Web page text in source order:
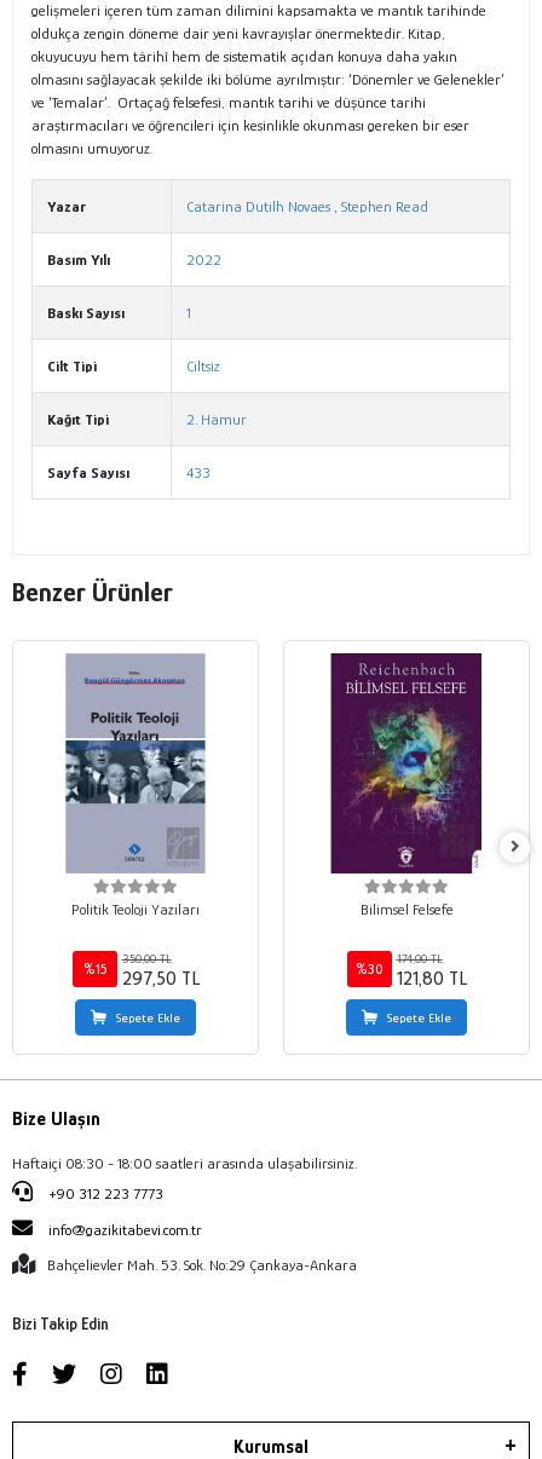
gelişmeleri içeren tüm zaman dilimini kapsamakta ve mantık tarihinde
oldukça zengin döneme dair yeni kavrayışlar önermektedir. Kitap,
okuyucuyu hem târihî hem de sistematik açıdan konuya daha yakın
olmasını sağlayacak şekilde iki bölüme ayrılmıştır: ‘Dönemler ve Gelenekler’
ve ‘Temalar’. Ortaçağ felsefesi, mantık tarihi ve düşünce tarihi
araştırmacıları ve öğrencileri için kesinlikle okunması gereken bir eser
olmasını umuyoruz.
Yazar Catarina Dutilh Novaes , Stephen Read
Basım Yılı 2022
Baskı Sayısı 1
Cilt Tipi Ciltsiz
Kağıt Tipi 2. Hamur
Sayfa Sayısı 433
Benzer Ürünler
Politik Teoloji Yazıları
%15
350,00 TL
297,50 TL
Sepete Ekle
Bilimsel Felsefe
%30
174,00 TL
121,80 TL
Sepete Ekle
Bize Ulaşın
Haftaiçi 08:30 - 18:00 saatleri arasında ulaşabilirsiniz.
+90 312 223 7773
info@gazikitabevi.com.tr
Bahçelievler Mah. 53. Sok. No:29 Çankaya-Ankara
Bizi Takip Edin
Kurumsal